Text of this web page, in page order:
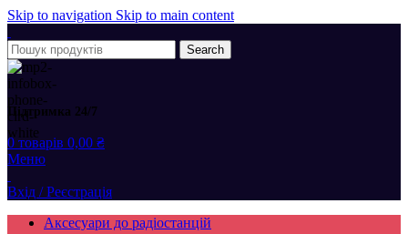
Skip to navigation Skip to main content
Search
Підтримка 24/7
0 товарів 0,00 ₴
Меню
Вхід / Реєстрація
Аксесуари до радіостанцій